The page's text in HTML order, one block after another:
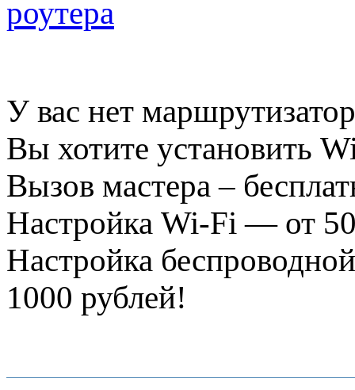
У вас нет
Вы хотите установить
Вызов мастера –
Настройка Wi-Fi — от
Настройка
1000 рублей!